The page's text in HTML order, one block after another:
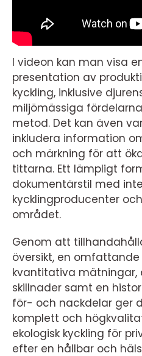
I videon kan man visa
presentation av
kyckling, inklusive
miljömässiga
metod. Det kan även
inkludera information
och märkning för att
tittarna. Ett lämpligt
dokumentärstil med
kycklingproducenter
området.
Genom att
översikt, en
kvantitativa mätningar,
skillnader samt en
för- och nackdelar ger
komplett och
ekologisk kyckling för
efter en hållbar och